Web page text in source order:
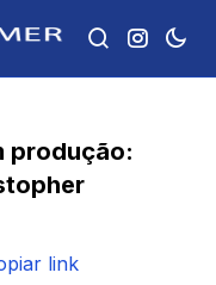
produção:
link